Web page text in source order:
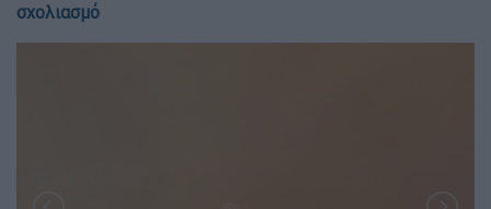
σχολιασμό